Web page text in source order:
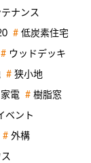
テナンス
低炭素住宅
ウッドデッキ
狭小地
電 樹脂窓
ベント
外構